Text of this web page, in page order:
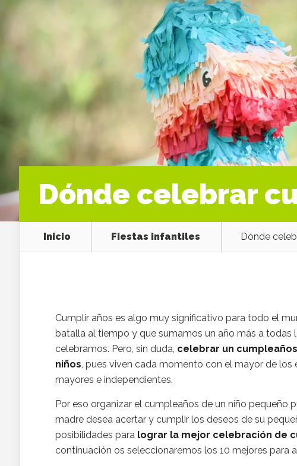
Dónde celebrar
Inicio Fiestas infantiles Dónde
Cumplir años es algo muy significativo para todo el
batalla al tiempo y que sumamos un año más a todas
celebramos. Pero, sin duda, celebrar un
niños, pues viven cada momento con el mayor de
mayores e independientes.
Por eso organizar el cumpleaños de un niño
madre desea acertar y cumplir los deseos de su
posibilidades para lograr la mejor celebración de
continuación os seleccionaremos los 10 mejores para